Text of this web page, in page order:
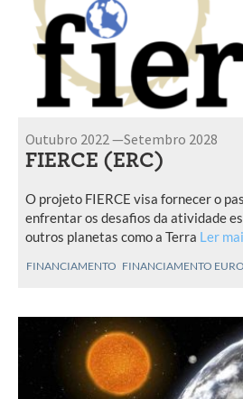
Outubro 2022 —Setembro 2028
FIERCE (ERC)
O projeto FIERCE visa fornecer o
enfrentar os desafios da atividade
outros planetas como a Terra Ler
FINANCIAMENTO FINANCIAMENTO